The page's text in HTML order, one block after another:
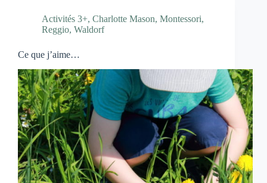
Activités 3+, Charlotte Mason, Montessori,
Reggio, Waldorf
Ce que j’aime…